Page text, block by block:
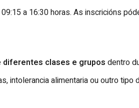
a 16:30 horas. As inscricións
diferentes clases e grupos dentro
intolerancia alimentaria ou outro tipo